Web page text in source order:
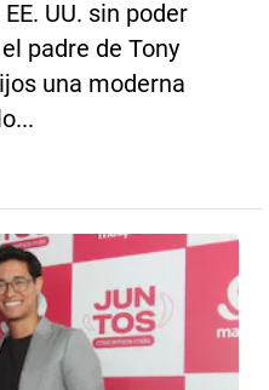
UU. sin poder
padre de Tony
una moderna